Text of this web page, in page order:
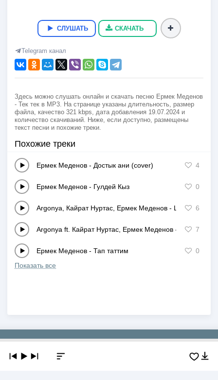
СЛУШАТЬ СКАЧАТЬ
Telegram канал
Здесь можно слушать онлайн и скачать песню Ермек Меденов
- Тек тек в MP3. На странице указаны длительность, размер
файла, качество 321 kbps, дата добавления 19.07.2024 и
количество скачиваний. Ниже, если доступно, размещены
текст песни и похожие треки.
Похожие треки
Ермек Меденов - Достык ани (cover) 4
Ермек Меденов - Гулдей Кыз 0
Argonya, Кайрат Нуртас, Ермек Меденов - Шыккым кеп
6
Argonya ft. Кайрат Нуртас, Ермек Меденов - Анамнын
7
Ермек Меденов - Тап таттим
0
Показать все